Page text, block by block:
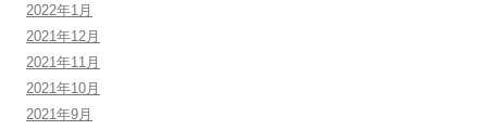
2022年1月
2021年12月
2021年11月
2021年10月
2021年9月